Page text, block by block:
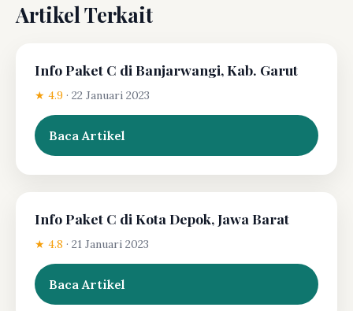
Artikel Terkait
Info Paket C di Banjarwangi, Kab. Garut
★ 4.9 · 22 Januari 2023
Baca Artikel
Info Paket C di Kota Depok, Jawa Barat
★ 4.8 · 21 Januari 2023
Baca Artikel